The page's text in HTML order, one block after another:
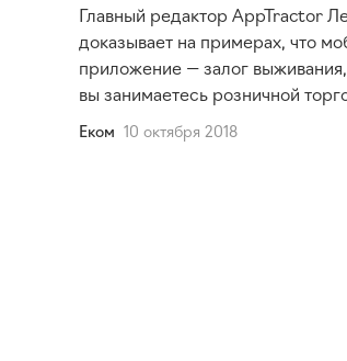
Главный редактор AppTractor
доказывает на примерах, что
приложение — залог
вы занимаетесь розничной
Еком 10 октября 2018